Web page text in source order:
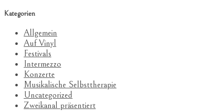
Kategorien
Allgemein
Auf Vinyl
Festivals
Intermezzo
Konzerte
Musikalische Selbsttherapie
Uncategorized
Zweikanal präsentiert